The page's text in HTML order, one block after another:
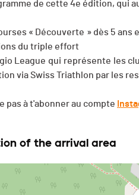
de cette 4e édition, qui
« Découverte » dès 5 ans
du triple effort
League qui représente les
via Swiss Triathlon par les
pas à t'abonner au compte
of the arrival area